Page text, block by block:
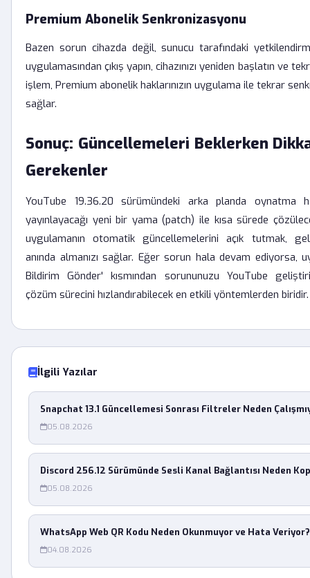
Premium Abonelik Senkronizasyonu
Bazen sorun cihazda değil, sunucu tarafındaki
uygulamasından çıkış yapın, cihazınızı yeniden başlatın ve
işlem, Premium abonelik haklarınızın uygulama ile tekrar
sağlar.
Sonuç: Güncellemeleri Beklerken
Gerekenler
YouTube 19.36.20 sürümündeki arka planda oynatma
yayınlayacağı yeni bir yama (patch) ile kısa sürede
uygulamanın otomatik güncellemelerini açık tutmak,
anında almanızı sağlar. Eğer sorun hala devam ediyorsa,
Bildirim Gönder' kısmından sorununuzu YouTube
çözüm sürecini hızlandırabilecek en etkili yöntemlerden biridir.
İlgili Yazılar
Snapchat 13.1 Güncellemesi Sonrası Filtreler Neden
05.08.2026
Discord 256.12 Sürümünde Sesli Kanal Bağlantısı Neden
05.08.2026
WhatsApp Web QR Kodu Neden Okunmuyor ve Hata Veriyor?
04.08.2026